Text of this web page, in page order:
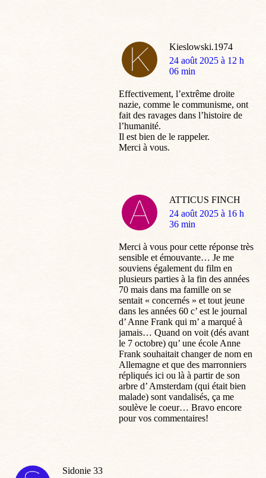
Kieslowski.1974
dit
:
24 août 2025 à 12 h
06 min
Effectivement, l’extrême droite
nazie, comme le communisme, ont
fait des ravages dans l’histoire de
l’humanité.
Il est bien de le rappeler.
Merci à vous.
ATTICUS FINCH
dit
:
24 août 2025 à 16 h
36 min
Merci à vous pour cette réponse très
sensible et émouvante… Je me
souviens également du film en
plusieurs parties à la fin des années
70 mais dans ma famille on se
sentait « concernés » et tout jeune
dans les années 60 c’ est le journal
d’ Anne Frank qui m’ a marqué à
jamais… Quand on voit (dés avant
le 7 octobre) qu’ une école Anne
Frank souhaitait changer de nom en
Allemagne et que des marronniers
répliqués ici ou là à partir de son
arbre d’ Amsterdam (qui était bien
malade) sont vandalisés, ça me
soulève le coeur… Bravo encore
pour vos commentaires!
Sidonie 33